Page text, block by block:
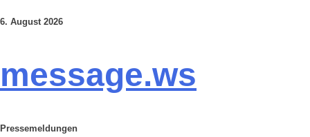
Skip
6. August 2026
message.ws
Pressemeldungen